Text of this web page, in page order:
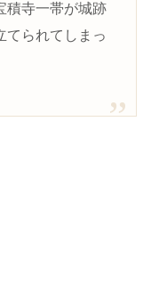
積寺一帯が城跡
てられてしまっ